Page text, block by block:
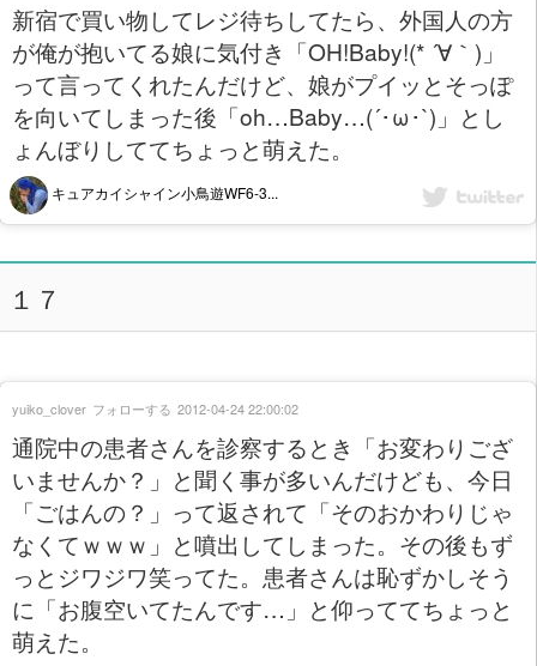
新宿で買い物してレジ待ちしてたら、外国人の方
が俺が抱いてる娘に気付き「OH!Baby!(* ´∀｀)」
って言ってくれたんだけど、娘がプイッとそっぽ
を向いてしまった後「oh…Baby…(´･ω･`)」とし
ょんぼりしててちょっと萌えた。
キュアカイシャイン小鳥遊WF6-3...
１７
通院中の患者さんを診察するとき「お変わりござ
いませんか？」と聞く事が多いんだけども、今日
「ごはんの？」って返されて「そのおかわりじゃ
なくてｗｗｗ」と噴出してしまった。その後もず
っとジワジワ笑ってた。患者さんは恥ずかしそう
に「お腹空いてたんです…」と仰っててちょっと
萌えた。
yuiko_clover フォローする 2012-04-24 22:00:02